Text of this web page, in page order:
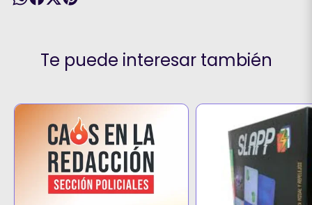
Te puede interesar también